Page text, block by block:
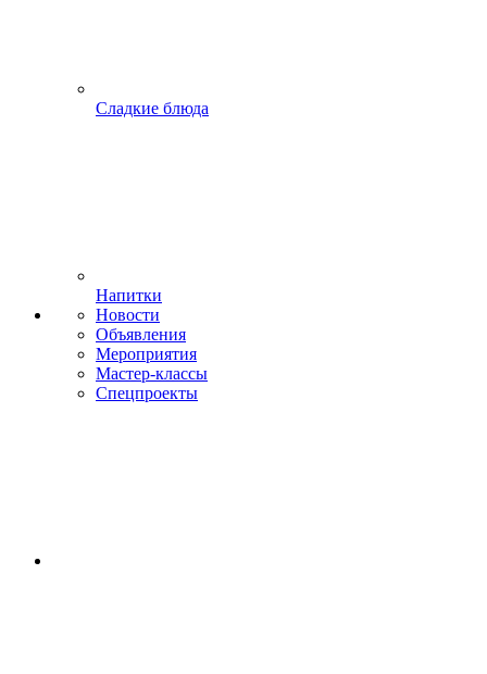
Сладкие блюда
Напитки
Новости
Объявления
Мероприятия
Мастер-классы
Спецпроекты